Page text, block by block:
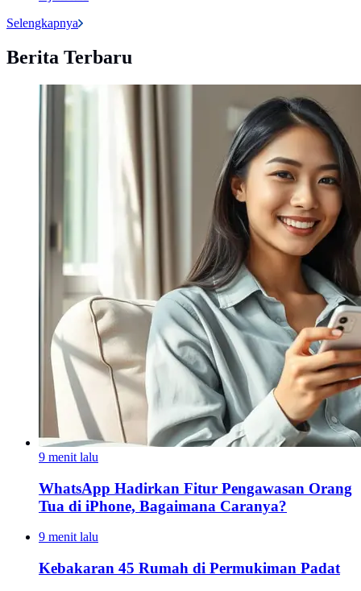
Selengkapnya
Berita Terbaru
9 menit lalu
WhatsApp Hadirkan Fitur Pengawasan Orang
Tua di iPhone, Bagaimana Caranya?
9 menit lalu
Kebakaran 45 Rumah di Permukiman Padat